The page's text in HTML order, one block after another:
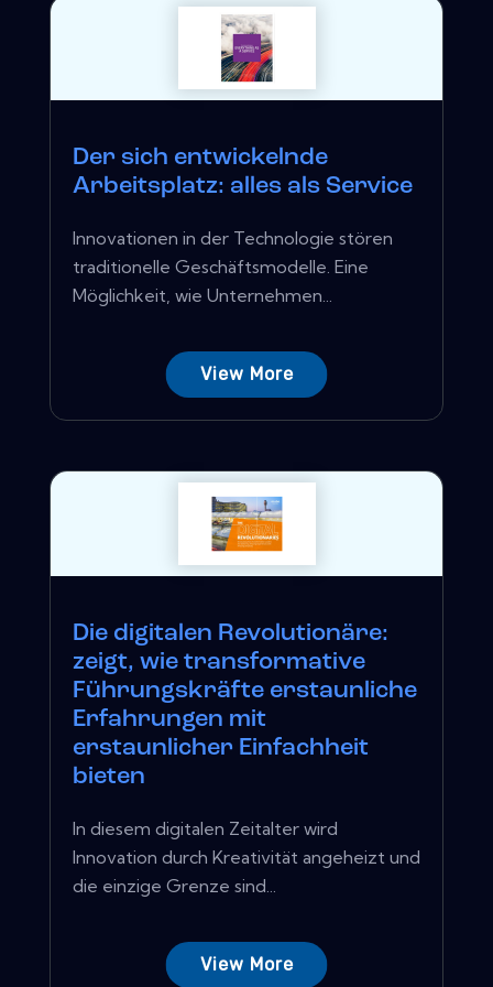
Der sich entwickelnde
Arbeitsplatz: alles als Service
Innovationen in der Technologie stören
traditionelle Geschäftsmodelle. Eine
Möglichkeit, wie Unternehmen...
View More
Die digitalen Revolutionäre:
zeigt, wie transformative
Führungskräfte erstaunliche
Erfahrungen mit
erstaunlicher Einfachheit
bieten
In diesem digitalen Zeitalter wird
Innovation durch Kreativität angeheizt und
die einzige Grenze sind...
View More